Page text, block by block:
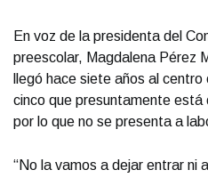
En voz de la presidenta del
preescolar, Magdalena Pérez
llegó hace siete años al
cinco que presuntamente está
por lo que no se presenta a
“No la vamos a dejar entrar ni